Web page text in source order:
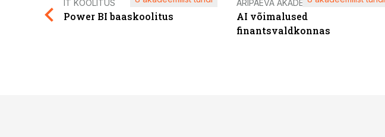
IT KOOLITUS
Power BI baaskoolitus
ÄRIPÄEVA AKADEEMIA
AI võimalused
finantsvaldkonnas